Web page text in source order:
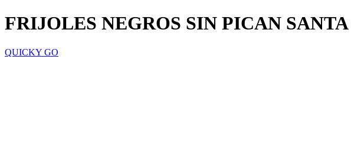
FRIJOLES NEGROS SIN PICAN SANTA
QUICKY GO